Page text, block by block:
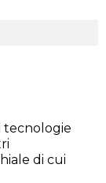
tecnologie
di cui